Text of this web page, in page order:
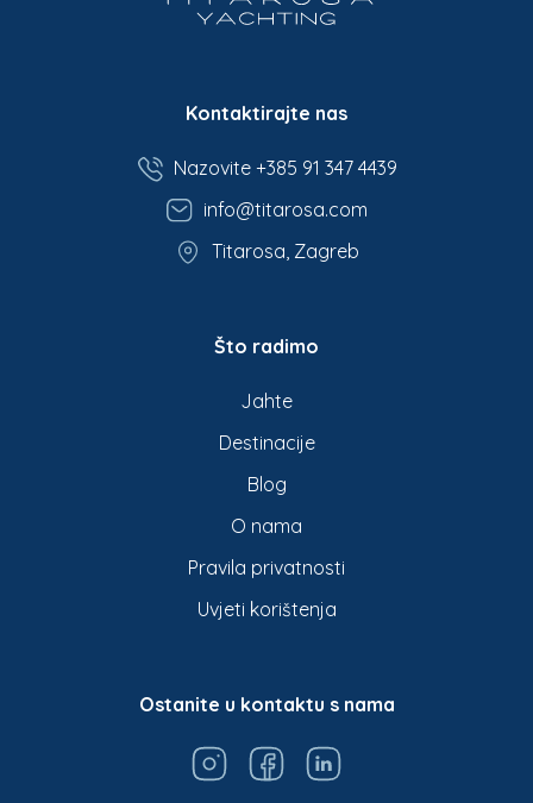
Kontaktirajte nas
Nazovite +385 91 347 4439
info@titarosa.com
Titarosa, Zagreb
Što radimo
Jahte
Destinacije
Blog
O nama
Pravila privatnosti
Uvjeti korištenja
Ostanite u kontaktu s nama